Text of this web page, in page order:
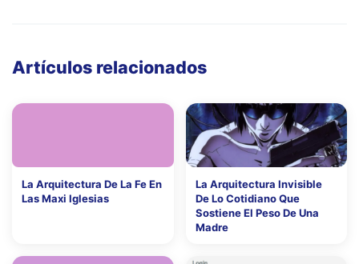
Artículos relacionados
La Arquitectura De La Fe En
Las Maxi Iglesias
La Arquitectura Invisible
De Lo Cotidiano Que
Sostiene El Peso De Una
Madre